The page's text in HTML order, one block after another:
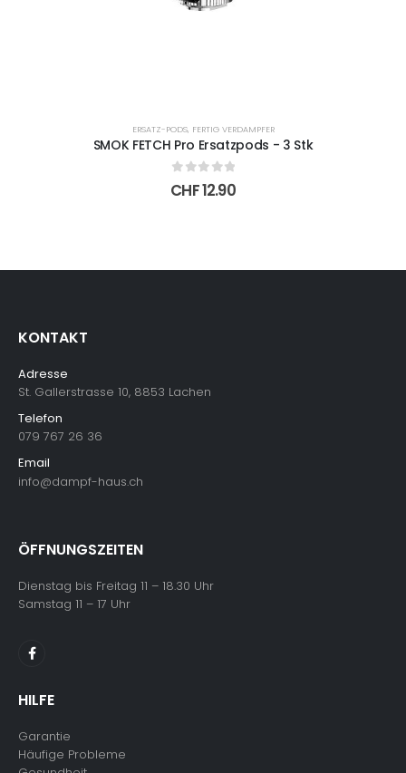
ERSATZ-PODS, FERTIG VERDAMPFER
SMOK FETCH Pro Ersatzpods - 3 Stk
0 out of 5
CHF12.90
KONTAKT
Adresse
St. Gallerstrasse 10, 8853 Lachen
Telefon
079 767 26 36
Email
info@dampf-haus.ch
ÖFFNUNGSZEITEN
Dienstag bis Freitag 11 – 18.30 Uhr
Samstag 11 – 17 Uhr
HILFE
Garantie
Häufige Probleme